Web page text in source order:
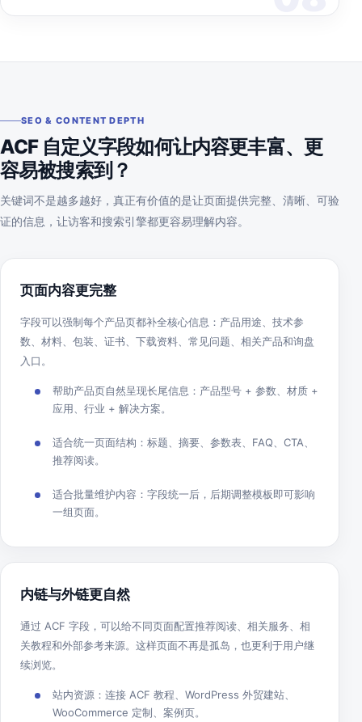
SEO & CONTENT DEPTH
ACF 自定义字段如何让内容更丰富、更
容易被搜索到？
关键词不是越多越好，真正有价值的是让页面提供完整、清晰、可验
证的信息，让访客和搜索引擎都更容易理解内容。
页面内容更完整
字段可以强制每个产品页都补全核心信息：产品用途、技术参
数、材料、包装、证书、下载资料、常见问题、相关产品和询盘
入口。
帮助产品页自然呈现长尾信息：产品型号 + 参数、材质 +
应用、行业 + 解决方案。
适合统一页面结构：标题、摘要、参数表、FAQ、CTA、
推荐阅读。
适合批量维护内容：字段统一后，后期调整模板即可影响
一组页面。
内链与外链更自然
通过 ACF 字段，可以给不同页面配置推荐阅读、相关服务、相
关教程和外部参考来源。这样页面不再是孤岛，也更利于用户继
续浏览。
站内资源：连接 ACF 教程、WordPress 外贸建站、
WooCommerce 定制、案例页。